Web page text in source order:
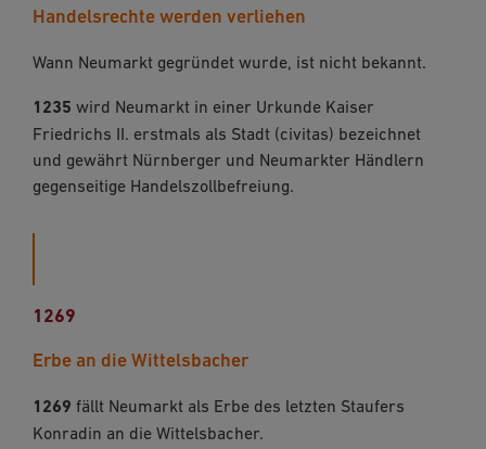
Handelsrechte werden verliehen
Wann Neumarkt gegründet wurde, ist nicht bekannt.
1235 wird Neumarkt in einer Urkunde Kaiser
Friedrichs II. erstmals als Stadt (civitas) bezeichnet
und gewährt Nürnberger und Neumark­ter Händlern
gegenseitige Handelszollbefreiung.
1269
Erbe an die Wittelsbacher
1269 fällt Neumarkt als Erbe des letzten Staufers
Konradin an die Wittelsbacher.